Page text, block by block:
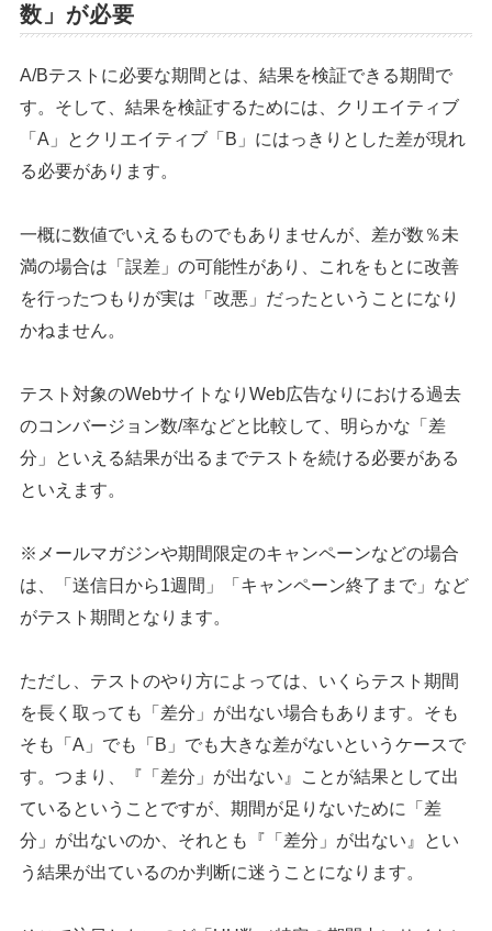
数」が必要
A/Bテストに必要な期間とは、結果を検証できる期間で
す。そして、結果を検証するためには、クリエイティブ
「A」とクリエイティブ「B」にはっきりとした差が現れ
る必要があります。
一概に数値でいえるものでもありませんが、差が数％未
満の場合は「誤差」の可能性があり、これをもとに改善
を行ったつもりが実は「改悪」だったということになり
かねません。
テスト対象のWebサイトなりWeb広告なりにおける過去
のコンバージョン数/率などと比較して、明らかな「差
分」といえる結果が出るまでテストを続ける必要がある
といえます。
※メールマガジンや期間限定のキャンペーンなどの場合
は、「送信日から1週間」「キャンペーン終了まで」など
がテスト期間となります。
ただし、テストのやり方によっては、いくらテスト期間
を長く取っても「差分」が出ない場合もあります。そも
そも「A」でも「B」でも大きな差がないというケースで
す。つまり、『「差分」が出ない』ことが結果として出
ているということですが、期間が足りないために「差
分」が出ないのか、それとも『「差分」が出ない』とい
う結果が出ているのか判断に迷うことになります。